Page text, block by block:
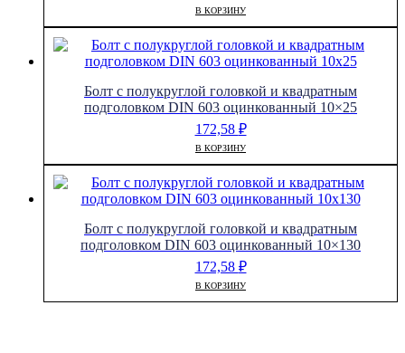
В КОРЗИНУ
Болт с полукруглой головкой и квадратным
подголовком DIN 603 оцинкованный 10×25
172,58 ₽
В КОРЗИНУ
Болт с полукруглой головкой и квадратным
подголовком DIN 603 оцинкованный 10×130
172,58 ₽
В КОРЗИНУ